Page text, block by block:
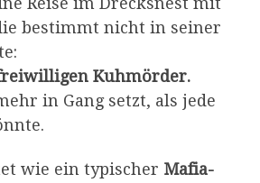
bestimmt nicht in seiner
Kuhmörder.
in Gang setzt, als jede
wie ein typischer Mafia-